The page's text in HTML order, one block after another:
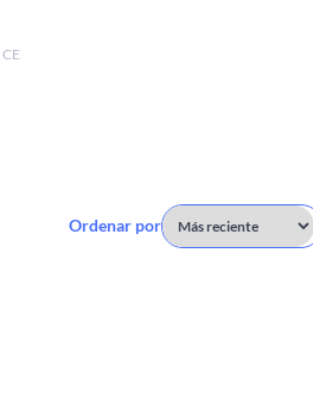
Ordenar por